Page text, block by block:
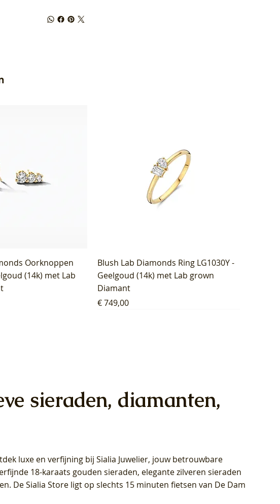
Oorknoppen
(14k) met Lab
Blush Lab Diamonds Ring LG1030Y -
Geelgoud (14k) met Lab grown
Diamant
Prijs
€ 749,00
Ring LG1028Y -
met Lab grown
Blush Lab Diamonds Collier LG3014Y
- Geelgoud (14k) met Lab grown
Diamant
Oorknoppen
(14k) met Lab
Blush Lab Diamonds Ring LG1029Y -
Geelgoud (14k) met Lab grown
Diamant
Oorknoppen
(14k) met Lab
Blush Lab Diamonds Oorknoppen
LG7033Y – Geelgoud (14k) met Lab
grown Diamant
sieraden, diamanten,
luxe en verfijning bij Sialia Juwelier, jouw betrouwbare
18-karaats gouden sieraden, elegante zilveren sieraden
De Sialia Store ligt op slechts 15 minuten fietsen van De Dam